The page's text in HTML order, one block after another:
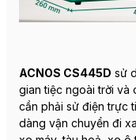
ACNOS CS445D sử
gian tiệc ngoài trời và
cần phải sử điện trực
dàng vận chuyển đi